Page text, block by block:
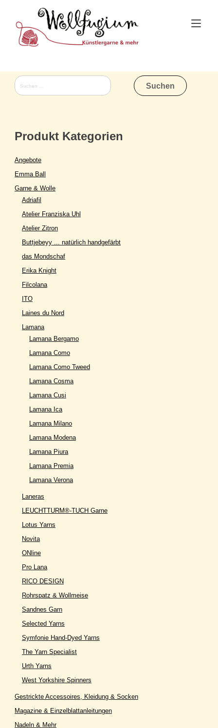
content
Suchen
nach:
Produkt Kategorien
Angebote
Emma Ball
Garne & Wolle
Adriafil
Atelier Franziska Uhl
Atelier Zitron
Buttjebeyy ... natürlich handgefärbt
das Mondschaf
Erika Knight
Filcolana
ITO
Laines du Nord
Lamana
Lamana Bergamo
Lamana Como
Lamana Como Tweed
Lamana Cosma
Lamana Cusi
Lamana Ica
Lamana Milano
Lamana Modena
Lamana Piura
Lamana Premia
Lamana Verona
Laneras
LEUCHTTURM®-TUCH Garne
Lotus Yarns
Novita
ONline
Pro Lana
RICO DESIGN
Rohrspatz & Wollmeise
Sandnes Garn
Selected Yarns
Symfonie Hand-Dyed Yarns
The Yarn Specialist
Urth Yarns
West Yorkshire Spinners
Gestrickte Accessoires, Kleidung & Socken
Magazine & Einzelblattanleitungen
Nadeln & Mehr